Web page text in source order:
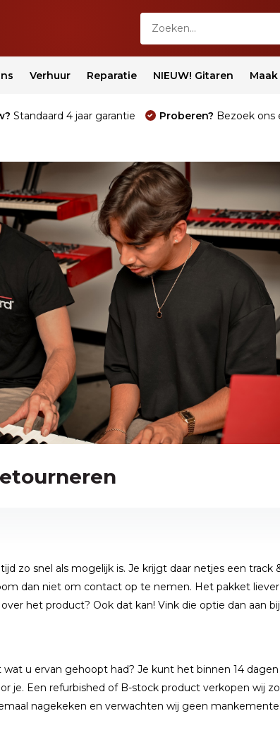
Verhuur Reparatie NIEUW! Gitaren
Standaard 4 jaar garantie Proberen? Bezoek ons
zo snel als mogelijk is. Je krijgt daar netjes een
dan niet om contact op te nemen. Het pakket
het product? Ook dat kan! Vink die optie dan aan
u ervan gehoopt had? Je kunt het binnen 14
je. Een refurbished of B-stock product verkopen wij
nagekeken en verwachten wij geen